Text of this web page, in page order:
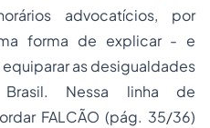
advocatícios, por
forma de explicar - e
as desigualdades
Nessa linha de
FALCÃO (pág. 35/36)